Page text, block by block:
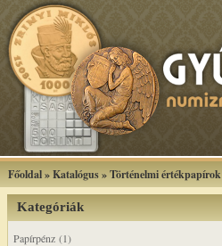
Főoldal»Katalógus»Történelmi értékpapírok
Kategóriák
Papírpénz (1)